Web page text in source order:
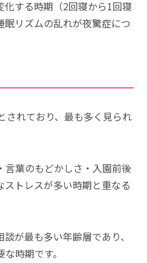
化する時期（2回寝から1回寝
リズムの乱れが夜驚症につ
されており、最も多く見られ
言葉のもどかしさ・入園前後
ストレスが多い時期と重なる
が最も多い年齢層であり、
時期です。